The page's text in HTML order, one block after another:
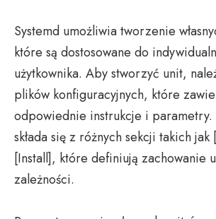
Systemd umożliwia tworzenie
które są dostosowane do
użytkownika. Aby stworzyć unit,
plików konfiguracyjnych, które
odpowiednie instrukcje i parametry.
składa się z różnych sekcji takich
[Install], które definiują zachowanie
zależności.